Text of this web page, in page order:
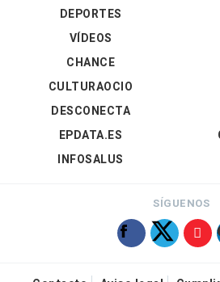
DEPORTES
VÍDEOS
CHANCE
CULTURAOCIO
DESCONECTA
EPDATA.ES
INFOSALUS
SÍGUENOS